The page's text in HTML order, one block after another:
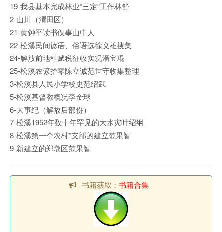
19-我县基本完成林业“三定”工作林舒
2-山川（渭田区）
21-黄钟平读书佚事山中人
22-松溪民间谚语、俗语选徐义雄搜集
24-解放前地租赋税征收实况潘宝琨
25-松溪农谚拾零陈立诚范世守收集整理
3-松溪县人民小学校史范绍武
5-松溪基督教概况李金球
6-大事纪（解放后部份）
7-松溪1952年数十年罕见的大水灾叶绍纲
8-松溪第一个农村*支部的建立范果智
9-新建立的郑墩区范果智
书籍获取： 书籍合集